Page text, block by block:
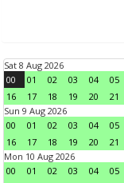
Sat 8 Aug 2026
00
01 02 03 04 05
16
17 18 19 20 21
Sun 9 Aug 2026
00
01 02 03 04 05
16
17 18 19 20 21
Mon 10 Aug 2026
00
01 02 03 04 05